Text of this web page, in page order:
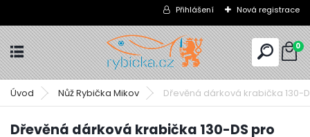
Přihlášení Nová registrace
0
Úvod Nůž Rybička Mikov Dřevěná dárková krabička 130-
Dřevěná dárková krabička 130-DS pro